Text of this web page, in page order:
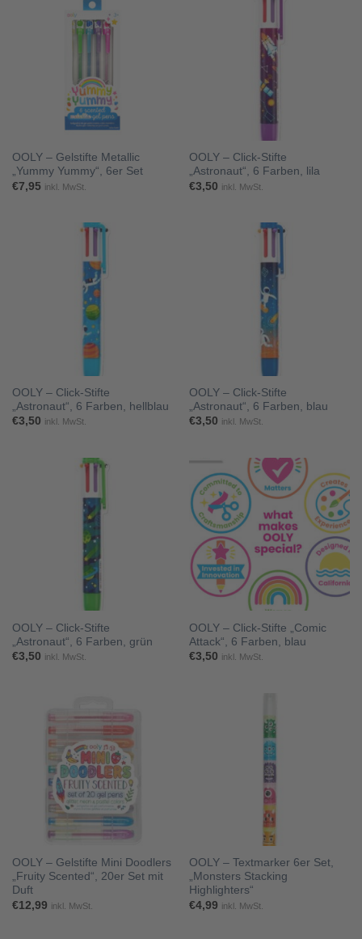
OOLY – Gelstifte Metallic
„Yummy Yummy“, 6er Set
€7,95 inkl. MwSt.
OOLY – Click-Stifte
„Astronaut“, 6 Farben, lila
€3,50 inkl. MwSt.
OOLY – Click-Stifte
„Astronaut“, 6 Farben, hellblau
€3,50 inkl. MwSt.
OOLY – Click-Stifte
„Astronaut“, 6 Farben, blau
€3,50 inkl. MwSt.
OOLY – Click-Stifte
„Astronaut“, 6 Farben, grün
€3,50 inkl. MwSt.
OOLY – Click-Stifte „Comic
Attack“, 6 Farben, blau
€3,50 inkl. MwSt.
OOLY – Gelstifte Mini Doodlers
„Fruity Scented“, 20er Set mit
Duft
€12,99 inkl. MwSt.
OOLY – Textmarker 6er Set,
„Monsters Stacking
Highlighters“
€4,99 inkl. MwSt.